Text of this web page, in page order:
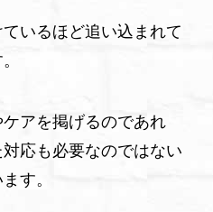
いるほど追い込まれて
アを掲げるのであれ
応も必要なのではない
す。